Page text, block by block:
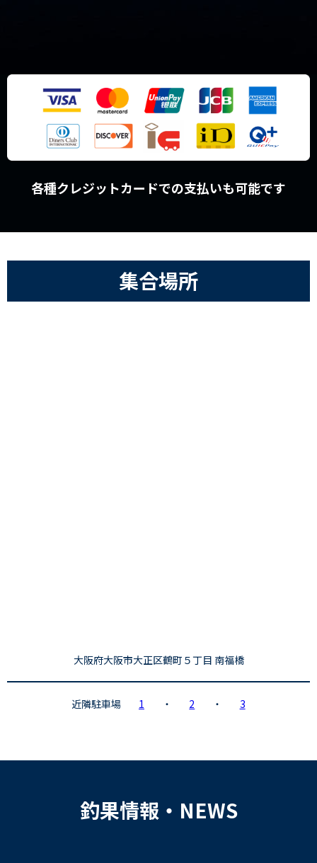
各種クレジットカードでの支払いも可能です
集合場所
大阪府大阪市大正区鶴町５丁目 南福橋
近隣駐車場 1 ・ 2 ・ 3
釣果情報・NEWS